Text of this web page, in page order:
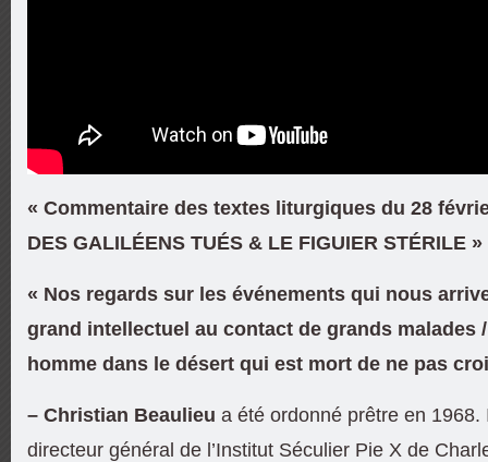
« Commentaire des textes liturgiques du 28
DES GALILÉENS TUÉS & LE FIGUIER STÉRILE »
« Nos regards sur les événements qui nous
grand intellectuel au contact de grands malades /
homme dans le désert qui est mort de ne pas
– Christian Beaulieu a été ordonné prêtre en 1968.
directeur général de l’Institut Séculier Pie X de